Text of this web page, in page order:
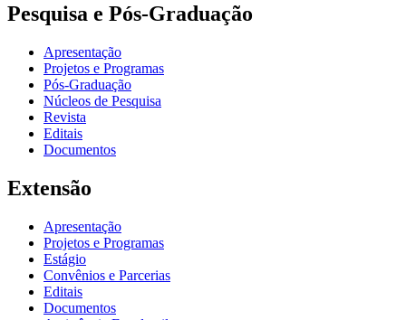
Pesquisa e Pós-Graduação
Apresentação
Projetos e Programas
Pós-Graduação
Núcleos de Pesquisa
Revista
Editais
Documentos
Extensão
Apresentação
Projetos e Programas
Estágio
Convênios e Parcerias
Editais
Documentos